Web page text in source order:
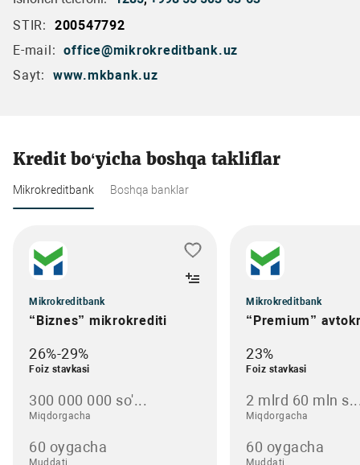
STIR:
200547792
E-mail: office@mikrokreditbank.uz
Sayt:
www.mkbank.uz
Kredit bo‘yicha boshqa takliflar
Mikrokreditbank Boshqa banklar
Mikrokreditbank
“Biznes” mikrokrediti
26%-29%
Foiz stavkasi
300 000 000 so'...
Miqdorgacha
60 oygacha
Muddati
Mikrokreditbank
“Premium”
23%
Foiz stavkasi
2 mlrd 60 mln
Miqdorgacha
60 oygacha
Muddati